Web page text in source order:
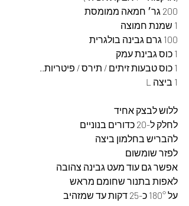
200 גר׳ חמאה ממומסת
1 שמנת חמוצה
100 גרם גבינה בולגרית
1 כוס גבינת עמק
1 כוס טבעות זיתים / תירס / פיטריות..
1 ביצה L
ללוש לבצק אחיד
לחלק ל-20 כדורים בנוניים
להבריש בחלמון ביצה
לפזר שומשום
אפשר גם עוד מעט גבינה צהובה
לאפות בתנור שחומם מראש
על 180° כ-25 דקות עד שמזהיב